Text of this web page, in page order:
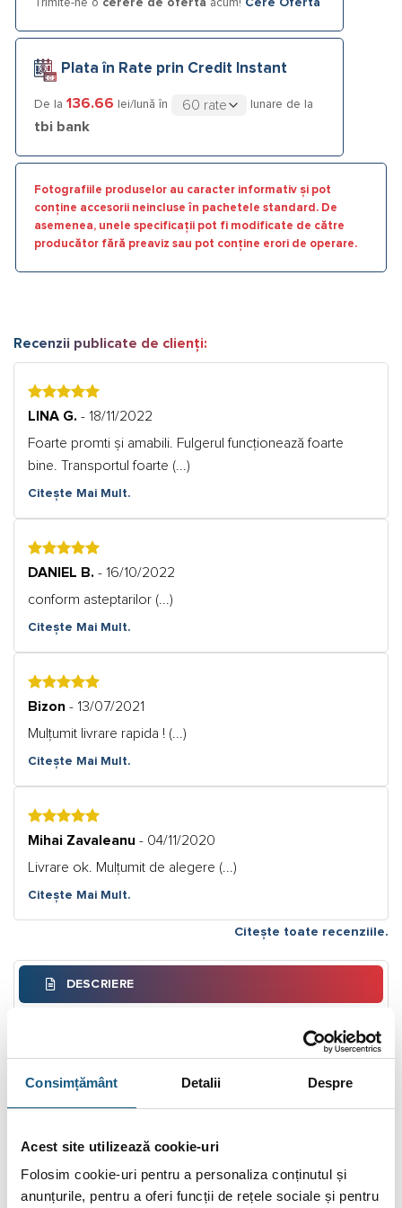
Consimțământ Detalii Despre
Acest site utilizează cookie-uri
Folosim cookie-uri pentru a personaliza conținutul și
anunțurile, pentru a oferi funcții de rețele sociale și pentru
Trimite-ne o cerere de ofertă acum! Cere Ofertă
Plata în Rate prin Credit Instant
De la 136.66 lei/lună în lunare de la
tbi bank
Fotografiile produselor au caracter informativ și pot
conține accesorii neincluse în pachetele standard. De
asemenea, unele specificații pot fi modificate de către
producător fără preaviz sau pot conține erori de operare.
Recenzii publicate de clienți:
5LINA G. - 18/11/2022
Foarte promti și amabili. Fulgerul funcționează foarte
bine. Transportul foarte (...)
Citește Mai Mult.
5
DANIEL B. - 16/10/2022
conform asteptarilor (...)
Citește Mai Mult.
5
Bizon - 13/07/2021
Mulțumit livrare rapida ! (...)
Citește Mai Mult.
5
Mihai Zavaleanu - 04/11/2020
Livrare ok. Mulțumit de alegere (...)
Citește Mai Mult.
Citește toate recenziile.
DESCRIERE
BRAND
Puffer Ferroli FB 500 cu izolatie fara serpentina